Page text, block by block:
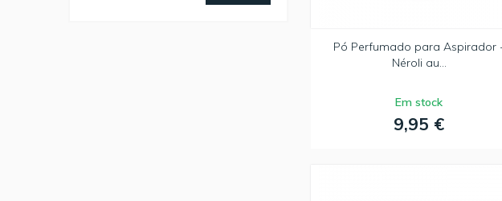
Pó Perfumado para Aspirador
Néroli au...
Em stock
9,95 €